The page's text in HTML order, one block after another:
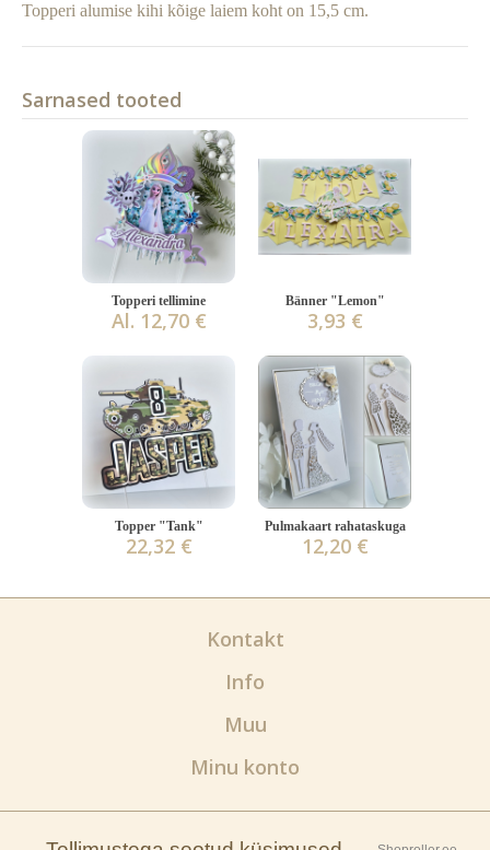
Topperi alumise kihi kõige laiem koht on 15,5 cm.
Sarnased tooted
Topperi tellimine
Al. 12,70 €
Bänner "Lemon"
3,93 €
Topper "Tank"
22,32 €
Pulmakaart rahataskuga
12,20 €
Kontakt
Info
Muu
Minu konto